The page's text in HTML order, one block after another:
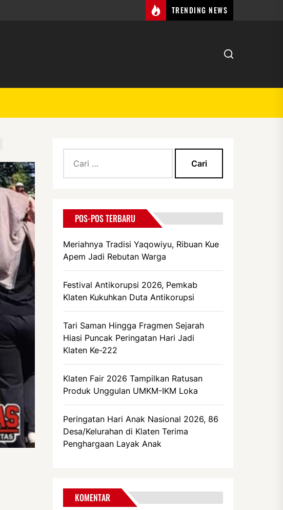
TRENDING NEWS
untuk:
POS-POS TERBARU
Meriahnya Tradisi Yaqowiyu, Ribuan Kue
Apem Jadi Rebutan Warga
Festival Antikorupsi 2026, Pemkab
Klaten Kukuhkan Duta Antikorupsi
Tari Saman Hingga Fragmen Sejarah
Hiasi Puncak Peringatan Hari Jadi
Klaten Ke-222
Klaten Fair 2026 Tampilkan Ratusan
Produk Unggulan UMKM-IKM Loka
Peringatan Hari Anak Nasional 2026, 86
Desa/Kelurahan di Klaten Terima
Penghargaan Layak Anak
KOMENTAR